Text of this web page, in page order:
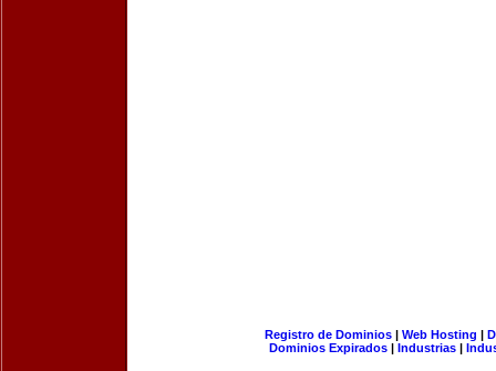
Registro de Dominios| Web Hosting |
Dominios Expirados | Industrias |